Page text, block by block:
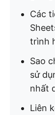
Các
trình
Sao
sử
nhất
Liên